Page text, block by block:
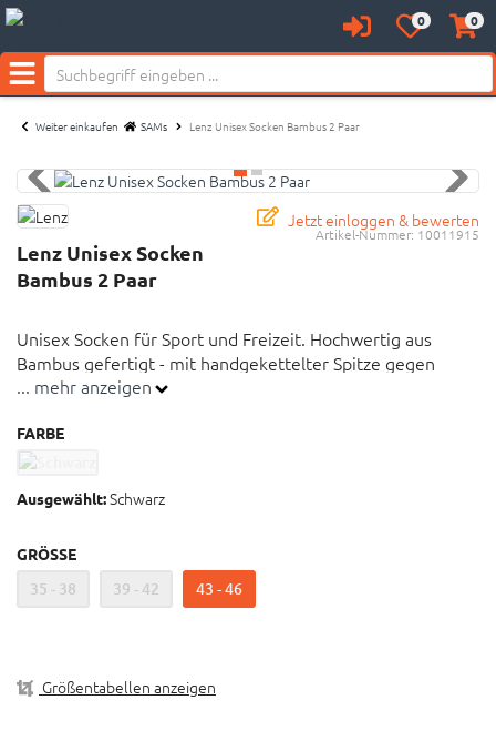
AnmeldenMerkzettel
aufklappen
0 0
Menü
Weiter einkaufen SAMs Lenz Unisex Socken Bambus 2 Paar
Jetzt einloggen & bewerten
Artikel-Nummer: 10011915
Lenz Unisex Socken
Bambus 2 Paar
Unisex Socken für Sport und Freizeit. Hochwertig aus
Bambus gefertigt - mit handgekettelter Spitze gegen
Druckstellen.
Hochwertige Naturfasersocken aus Bambus-Faser
Schuh und die Socken sind somit sehr angenehm zu
Perfekte Passform durch Zugabe von Elasthan
Materialzusammensetzung: 80% Viscose (Bambus),
18% Polyamid, 2% Elasthan
... mehr anzeigen
FARBE
Ausgewählt:Schwarz
GRÖSSE
35 - 38 39 - 42 43 - 46
Größentabellen anzeigen